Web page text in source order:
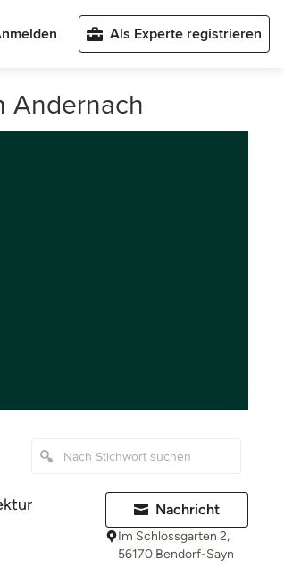
Als Experte registrieren
Andernach
Nachricht
Im Schlossgarten 2,
56170 Bendorf-Sayn